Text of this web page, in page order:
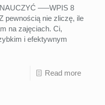
—–WPIS 8
pewnością nie zliczę, ile
na zajęciach. Ci,
i efektywnym
Read more